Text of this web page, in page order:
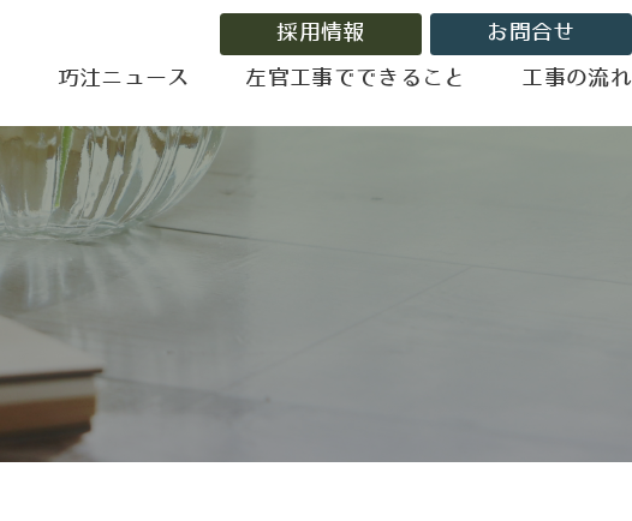
巧汢ニュース 左官工事でできること 工事の流れ
採用情報 お問合せ